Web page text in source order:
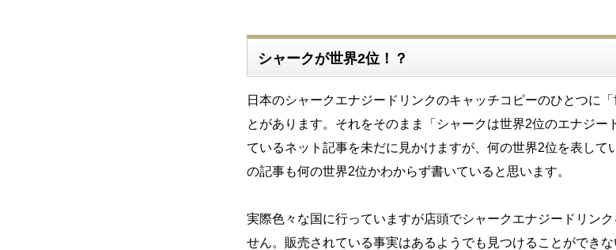
シャークが世界2位！？
日本のシャークエナジードリンクのキャッチコピーのひとつに
とがあります。それをそのまま「シャークは世界2位のエナジー
ているネット記事を未だに見かけますが、何の世界2位を表して
の記事も何の世界2位かわからず書いていると思います。
実際色々な国に行っていますが店頭でシャークエナジードリン
せん。販売されている事実はあるようでも見つけることができ